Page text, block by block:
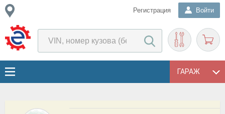
Регистрация Войти
ГАРАЖ